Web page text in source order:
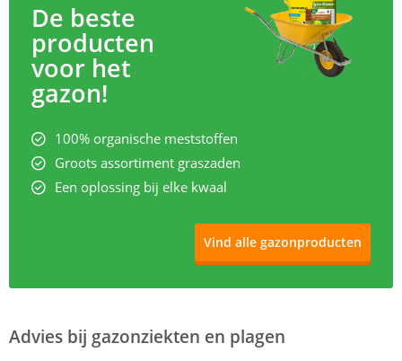
De beste
producten
voor het
gazon!
100% organische meststoffen
Groots assortiment graszaden
Een oplossing bij elke kwaal
Vind alle gazonproducten
Advies bij gazonziekten en plagen